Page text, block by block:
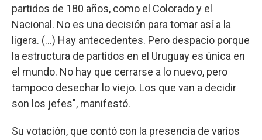
partidos de 180 años, como el Colorado y el
Nacional. No es una decisión para tomar así a la
ligera. (...) Hay antecedentes. Pero despacio porque
la estructura de partidos en el Uruguay es única en
el mundo. No hay que cerrarse a lo nuevo, pero
tampoco desechar lo viejo. Los que van a decidir
son los jefes", manifestó.
Su votación, que contó con la presencia de varios